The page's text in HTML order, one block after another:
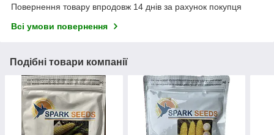
Повернення товару впродовж 14 днів за рахунок покупця
Всі умови повернення
Подібні товари компанії